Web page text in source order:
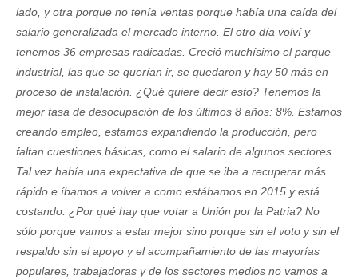
lado, y otra porque no tenía ventas porque había una caída del
salario generalizada el mercado interno. El otro día volví y
tenemos 36 empresas radicadas. Creció muchísimo el parque
industrial, las que se querían ir, se quedaron y hay 50 más en
proceso de instalación. ¿Qué quiere decir esto? Tenemos la
mejor tasa de desocupación de los últimos 8 años: 8%. Estamos
creando empleo, estamos expandiendo la producción, pero
faltan cuestiones básicas, como el salario de algunos sectores.
Tal vez había una expectativa de que se iba a recuperar más
rápido e íbamos a volver a como estábamos en 2015 y está
costando. ¿Por qué hay que votar a Unión por la Patria? No
sólo porque vamos a estar mejor sino porque sin el voto y sin el
respaldo sin el apoyo y el acompañamiento de las mayorías
populares, trabajadoras y de los sectores medios no vamos a